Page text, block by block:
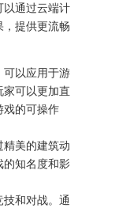
以通过云端计
，提供更流畅
可以应用于游
家可以更加直
戏的可操作
精美的建筑动
的知名度和影
和对战。通